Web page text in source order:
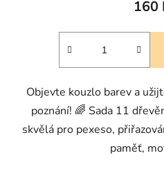
160
Objevte kouzlo barev a
poznání! 🌈 Sada 11
skvělá pro pexeso,
paměť,